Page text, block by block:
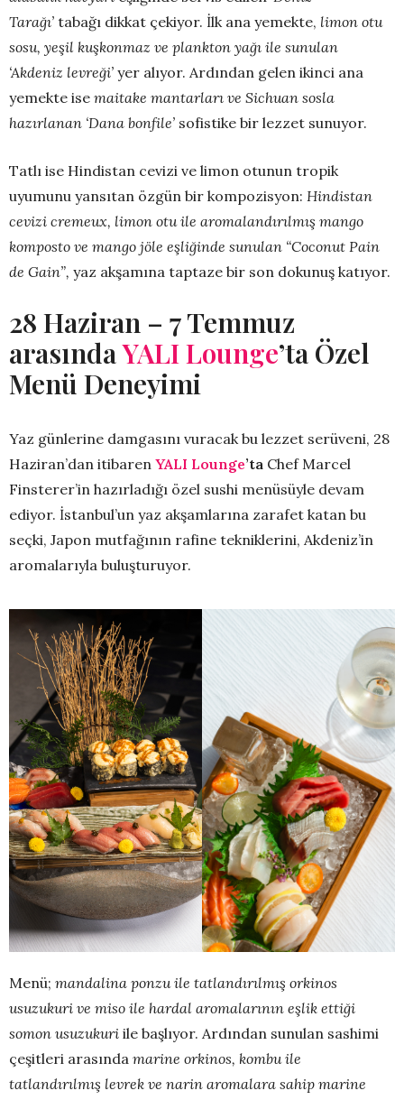
Tarağı’ tabağı dikkat çekiyor. İlk ana yemekte, limon otu
sosu, yeşil kuşkonmaz ve plankton yağı ile sunulan
‘Akdeniz levreği’ yer alıyor. Ardından gelen ikinci ana
yemekte ise maitake mantarları ve Sichuan sosla
hazırlanan ‘Dana bonfile’ sofistike bir lezzet sunuyor.
Tatlı ise Hindistan cevizi ve limon otunun tropik
uyumunu yansıtan özgün bir kompozisyon: Hindistan
cevizi cremeux, limon otu ile aromalandırılmış mango
komposto ve mango jöle eşliğinde sunulan “Coconut Pain
de Gain”, yaz akşamına taptaze bir son dokunuş katıyor.
28 Haziran – 7 Temmuz
arasındaYALI Lounge’ta Özel
Menü Deneyimi
Yaz günlerine damgasını vuracak bu lezzet serüveni, 28
Haziran’dan itibaren YALI Lounge’ta Chef Marcel
Finsterer’in hazırladığı özel sushi menüsüyle devam
ediyor. İstanbul’un yaz akşamlarına zarafet katan bu
seçki, Japon mutfağının rafine tekniklerini, Akdeniz’in
aromalarıyla buluşturuyor.
Menü; mandalina ponzu ile tatlandırılmış orkinos
usuzukuri ve miso ile hardal aromalarının eşlik ettiği
somon usuzukuri ile başlıyor. Ardından sunulan sashimi
çeşitleri arasında marine orkinos, kombu ile
tatlandırılmış levrek ve narin aromalara sahip marine